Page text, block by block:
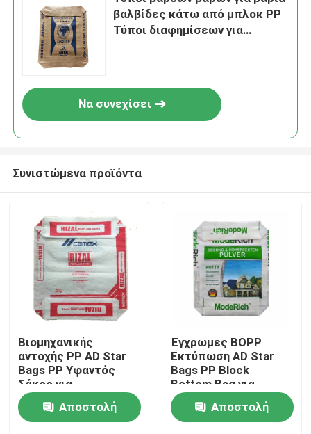
Σπίτι
βαλβίδες κάτω από μπλοκ PP
Τύποι διαφημίσεων για
Να συνεχίσει
Συνιστώμενα προϊόντα
Βιομηχανικής
αντοχής PP AD Star
Bags PP Υφαντός
Σάκος για
Συσκευασία Ξηρών
ΜειγμάτωνΑποστολή
Έγχρωμες BOPP
Εκτύπωση AD Star
Bags PP Block
Bottom Bag για
Συσκευασία Ξηρών
Μειγμάτων
Κατασκευή Κίνας
Αποστολή